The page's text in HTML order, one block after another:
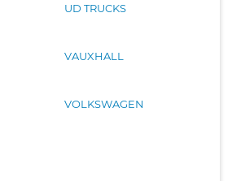
UD TRUCKS
VAUXHALL
VOLKSWAGEN